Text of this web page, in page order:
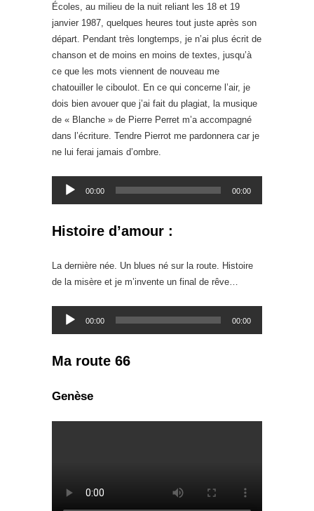
Écoles, au milieu de la nuit reliant les 18 et 19
janvier 1987, quelques heures tout juste après son
départ. Pendant très longtemps, je n’ai plus écrit de
chanson et de moins en moins de textes, jusqu’à
ce que les mots viennent de nouveau me
chatouiller le ciboulot. En ce qui concerne l’air, je
dois bien avouer que j’ai fait du plagiat, la musique
de « Blanche » de Pierre Perret m’a accompagné
dans l’écriture. Tendre Pierrot me pardonnera car je
ne lui ferai jamais d’ombre.
Lecteur
00:00 00:00
Histoire d’amour :
La dernière née. Un blues né sur la route. Histoire
de la misère et je m’invente un final de rêve…
Lecteur
00:00 00:00
Ma route 66
Genèse